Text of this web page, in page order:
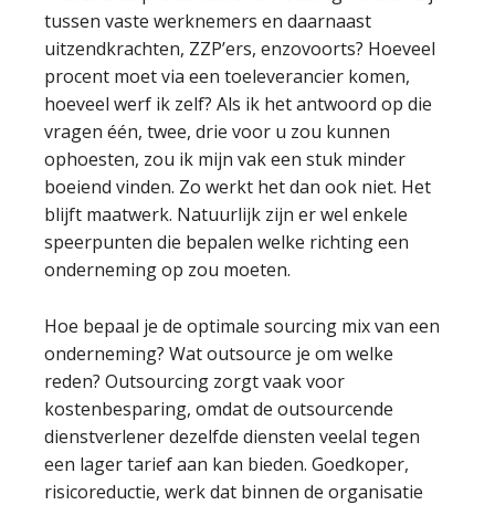
tussen vaste werknemers en daarnaast
uitzendkrachten, ZZP’ers, enzovoorts? Hoeveel
procent moet via een toeleverancier komen,
hoeveel werf ik zelf? Als ik het antwoord op die
vragen één, twee, drie voor u zou kunnen
ophoesten, zou ik mijn vak een stuk minder
boeiend vinden. Zo werkt het dan ook niet. Het
blijft maatwerk. Natuurlijk zijn er wel enkele
speerpunten die bepalen welke richting een
onderneming op zou moeten.
Hoe bepaal je de optimale sourcing mix van een
onderneming? Wat outsource je om welke
reden? Outsourcing zorgt vaak voor
kostenbesparing, omdat de outsourcende
dienstverlener dezelfde diensten veelal tegen
een lager tarief aan kan bieden. Goedkoper,
risicoreductie, werk dat binnen de organisatie